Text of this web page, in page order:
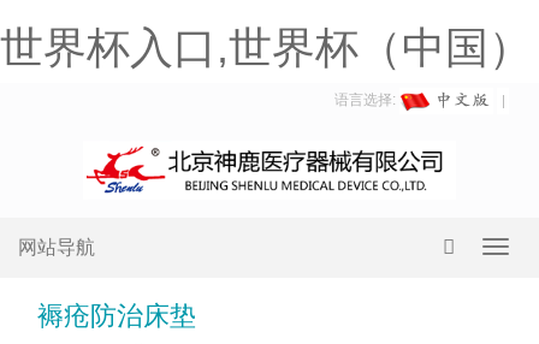
世界杯入口,世界杯（中国）
语言选择:
网站导航
褥疮防治床垫